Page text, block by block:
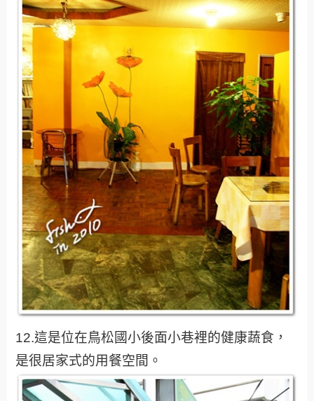
12.這是位在鳥松國小後面小巷裡的健康蔬食，
是很居家式的用餐空間。